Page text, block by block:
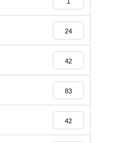
24
42
83
42